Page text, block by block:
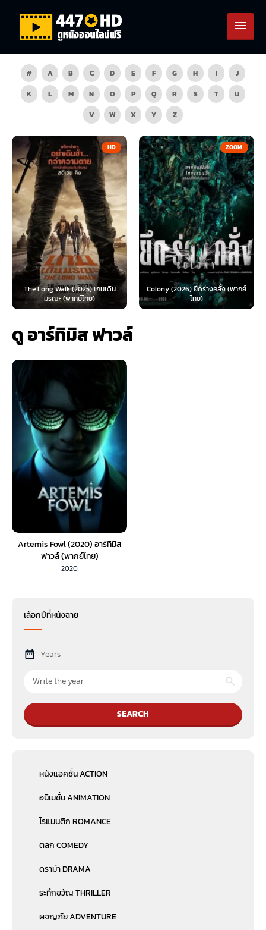
# A B C D E F G H I
J
K
L M N O P Q R S T
U
V
W X Y Z
HD
The Long Walk (2025) เกมเดิน
มรณะ (พากย์ไทย)
ZOOM
Colony (2026) ยึดร่างคลั่ง (พากย์
ไทย)
ดู อาร์ทิมิส ฟาวล์
Artemis Fowl (2020) อาร์ทิมิส
ฟาวล์ (พากย์ไทย)
2020
เลือกปีที่หนังฉาย
Years
SEARCH
หนังแอคชั่น ACTION
อนิเมชั่น ANIMATION
โรแมนติก ROMANCE
ตลก COMEDY
ดราม่า DRAMA
ระทึกขวัญ THRILLER
ผจญภัย ADVENTURE